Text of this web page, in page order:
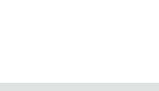
CFA à 2 560 000 CFA